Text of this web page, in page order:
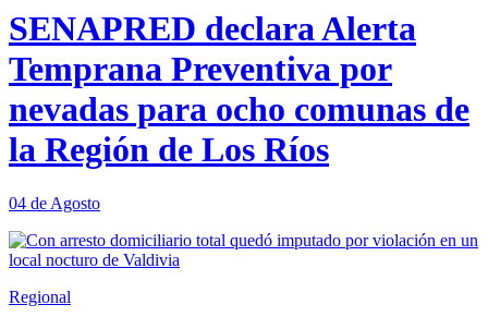
SENAPRED declara Alerta
Temprana Preventiva por
nevadas para ocho comunas de
la Región de Los Ríos
04 de Agosto
Regional